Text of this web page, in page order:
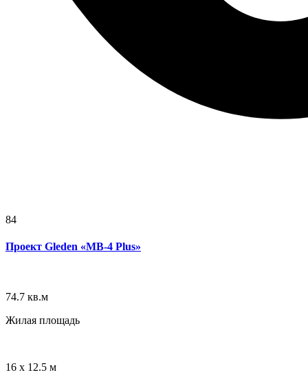
84
Проект Gleden «MB-4 Plus»
74.7 кв.м
Жилая площадь
16 x 12.5 м